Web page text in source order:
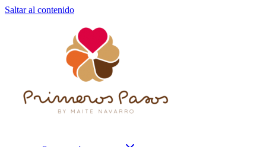
Saltar al contenido